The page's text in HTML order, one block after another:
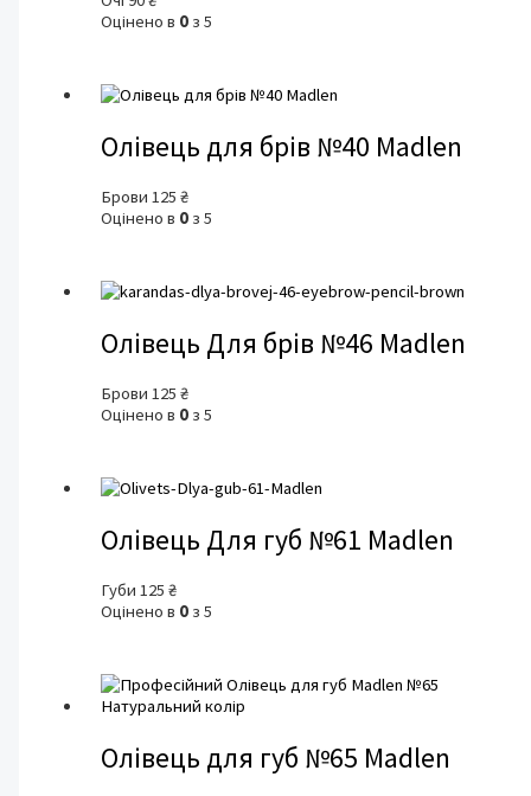
Оцінено в 0 з 5
Олівець для брів №40 Madlen
Брови125₴
Оцінено в 0 з 5
Олівець Для брів №46 Madlen
Брови125₴
Оцінено в 0 з 5
Олівець Для губ №61 Madlen
Губи125₴
Оцінено в 0 з 5
Олівець для губ №65 Madlen